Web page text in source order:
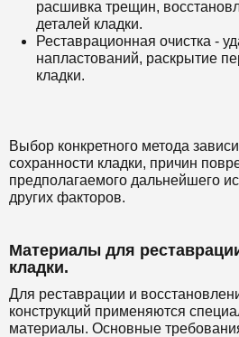
расшивка трещин,
деталей кладки.
Реставрационная очистка -
напластований, раскрытие
кладки.
Выбор конкретного метода
сохранности кладки, причин
предполагаемого дальнейшего
других факторов.
Материалы для
кладки.
Для реставрации и
конструкций применяются
материалы. Основные